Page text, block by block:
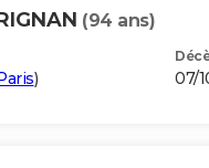
(94 ans)
) 07/